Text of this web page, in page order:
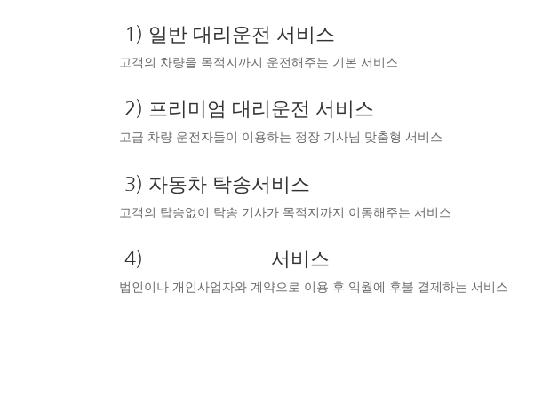
1) 일반 대리운전 서비스
고객의 차량을 목적지까지 운전해주는 기본 서비스
2) 프리미엄 대리운전 서비스
고급 차량 운전자들이 이용하는 정장 기사님 맞춤형 서비스
3) 자동차 탁송서비스
고객의 탑승없이 탁송 기사가 목적지까지 이동해주는 서비스
4) 서비스
법인이나 개인사업자와 계약으로 이용 후 익월에 후불 결제하는 서비스